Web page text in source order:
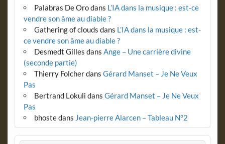
Palabras De Orodans L’IA dans la musique : est-ce
vendre son âme au diable ?
Gathering of clouds dans L’IA dans la musique : est-
ce vendre son âme au diable ?
Desmedt Gilles dans Ange – Une carrière divine
(seconde partie)
Thierry Folcherdans Gérard Manset – Je Ne Veux
Pas
Bertrand Lokuli dans Gérard Manset – Je Ne Veux
Pas
bhostedans Jean-pierre Alarcen – Tableau N°2